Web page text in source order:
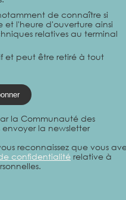
de connaître si
et l'heure d'ouverture ainsi
relatives au terminal
et peut être retiré à tout
la Communauté des
envoyer la newsletter
reconnaissez que vous
confidentialité relative à